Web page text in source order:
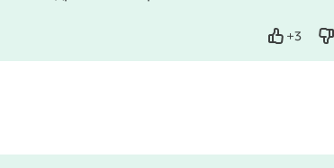
+3
Нравится